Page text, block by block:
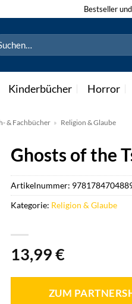
Bestseller
Kinderbücher Horror
& Fachbücher » Religion & Glaube
Ghosts of the
13,99€
ZUM
Artikelnummer:
Kategorie: Religion & Glaube